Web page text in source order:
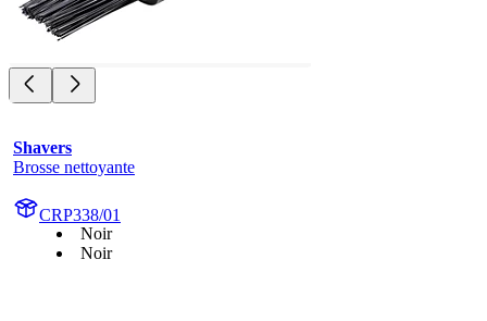
Shavers
Brosse nettoyante
CRP338/01
Noir
Noir